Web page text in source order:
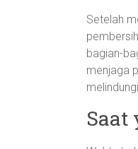
Setelah
bagian-
menjaga
Saat